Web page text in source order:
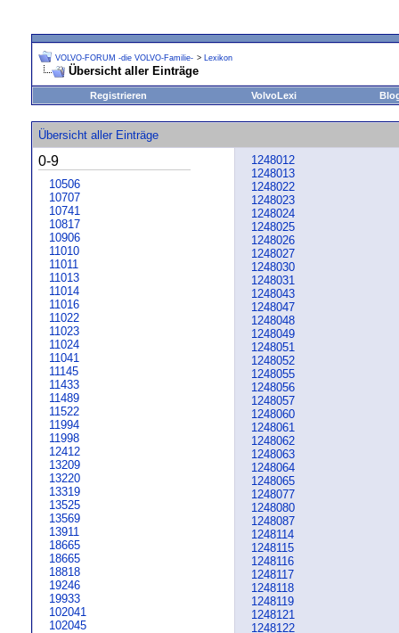
VOLVO-FORUM -die VOLVO-Familie- > Lexikon
Übersicht aller Einträge
Registrieren VolvoLexi
Übersicht aller Einträge
0-9
10506
10707
10741
10817
10906
11010
11011
11013
11014
11016
11022
11023
11024
11041
11145
11433
11489
11522
11994
11998
12412
13209
13220
13319
13525
13569
13911
18665
18665
18818
19246
19933
102041
102045
1248012
1248013
1248022
1248023
1248024
1248025
1248026
1248027
1248030
1248031
1248043
1248047
1248048
1248049
1248051
1248052
1248055
1248056
1248057
1248060
1248061
1248062
1248063
1248064
1248065
1248077
1248080
1248087
1248114
1248115
1248116
1248117
1248118
1248119
1248121
1248122